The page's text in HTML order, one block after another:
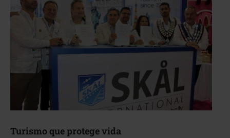
Turismo que protege vida